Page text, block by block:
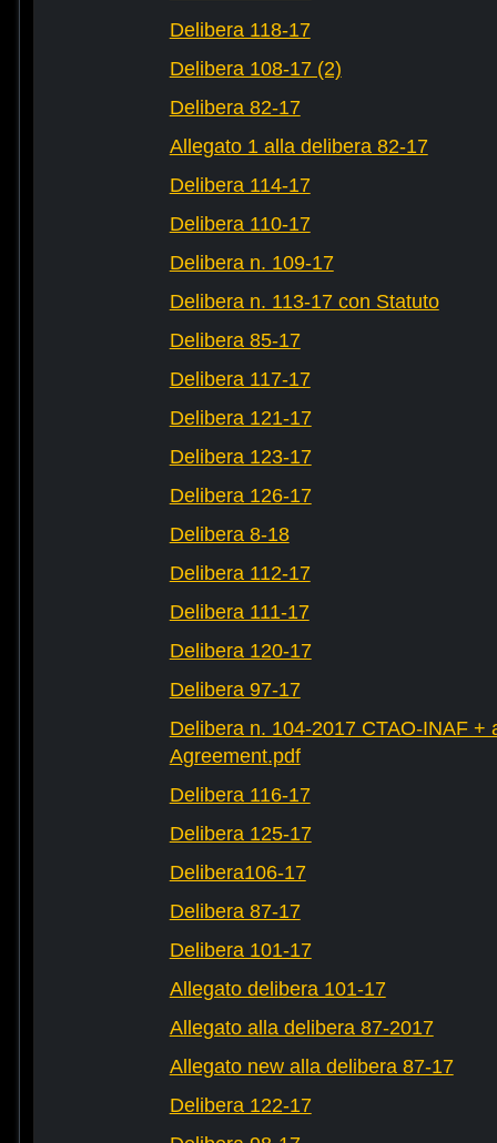
Delibera 118-17
Delibera 108-17 (2)
Delibera 82-17
Allegato 1 alla delibera 82-17
Delibera 114-17
Delibera 110-17
Delibera n. 109-17
Delibera n. 113-17 con Statuto
Delibera 85-17
Delibera 117-17
Delibera 121-17
Delibera 123-17
Delibera 126-17
Delibera 8-18
Delibera 112-17
Delibera 111-17
Delibera 120-17
Delibera 97-17
Delibera n. 104-2017 CTAO-INAF +
Agreement.pdf
Delibera 116-17
Delibera 125-17
Delibera106-17
Delibera 87-17
Delibera 101-17
Allegato delibera 101-17
Allegato alla delibera 87-2017
Allegato new alla delibera 87-17
Delibera 122-17